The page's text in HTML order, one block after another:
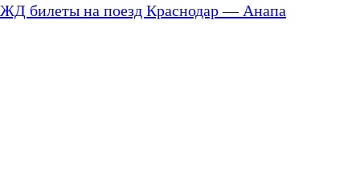
ЖД билеты на поезд Краснодар — Анапа